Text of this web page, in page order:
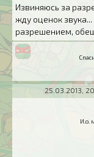
Извиняюсь за
жду оценок
разрешением,
25.03.2013,
И.о.